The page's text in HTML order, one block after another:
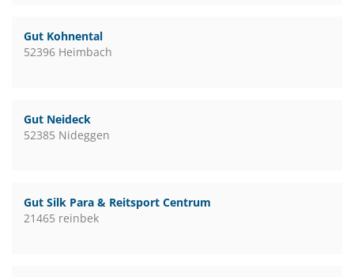
Gut Kohnental
52396 Heimbach
Gut Neideck
52385 Nideggen
Gut Silk Para & Reitsport Centrum
21465 reinbek